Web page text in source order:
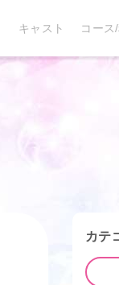
キャスト コース
カテ